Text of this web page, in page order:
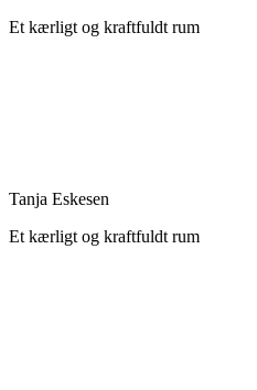
Et kærligt og kraftfuldt rum
Tanja Eskesen
Et kærligt og kraftfuldt rum